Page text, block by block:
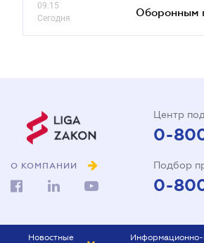
09.15
Сегодня
Оборонным
О КОМПАНИИ
Центр
0-
Подбор
0-
Новостные